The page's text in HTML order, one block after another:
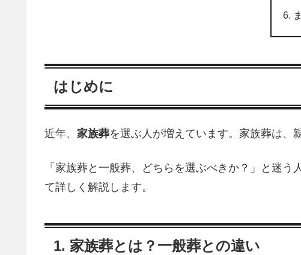
はじめに
近年、 家族葬を選ぶ人が増えています。家族葬は、
「家族葬と一般葬、どちらを選ぶべきか？」と迷う
て詳しく解説します。
1. 家族葬とは？一般葬との違い